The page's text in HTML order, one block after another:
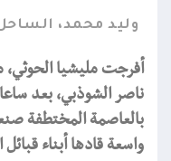
وليد محمد،
أفرجت مليشيا
ناصر الشوذبي، بعد
بالعاصمة المختطفة
واسعة قادها أبناء